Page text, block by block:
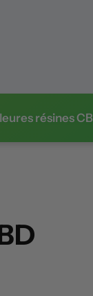
résines